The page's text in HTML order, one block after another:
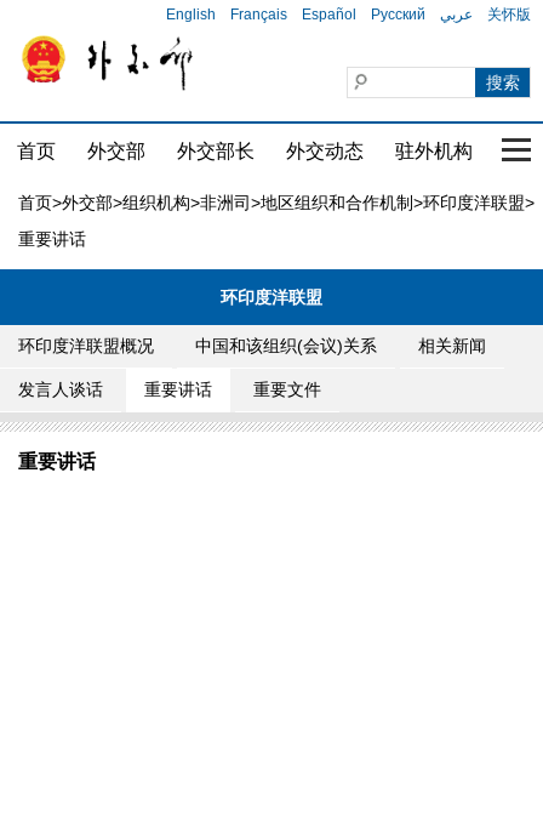
English Français Español Русский عربي 关怀版
首页 外交部 外交部长 外交动态 驻外机构 国
首页>外交部>组织机构>非洲司>地区组织和合作机制>环印度洋联盟>
重要讲话
环印度洋联盟
环印度洋联盟概况 中国和该组织(会议)关系 相关新闻
发言人谈话 重要讲话 重要文件
重要讲话